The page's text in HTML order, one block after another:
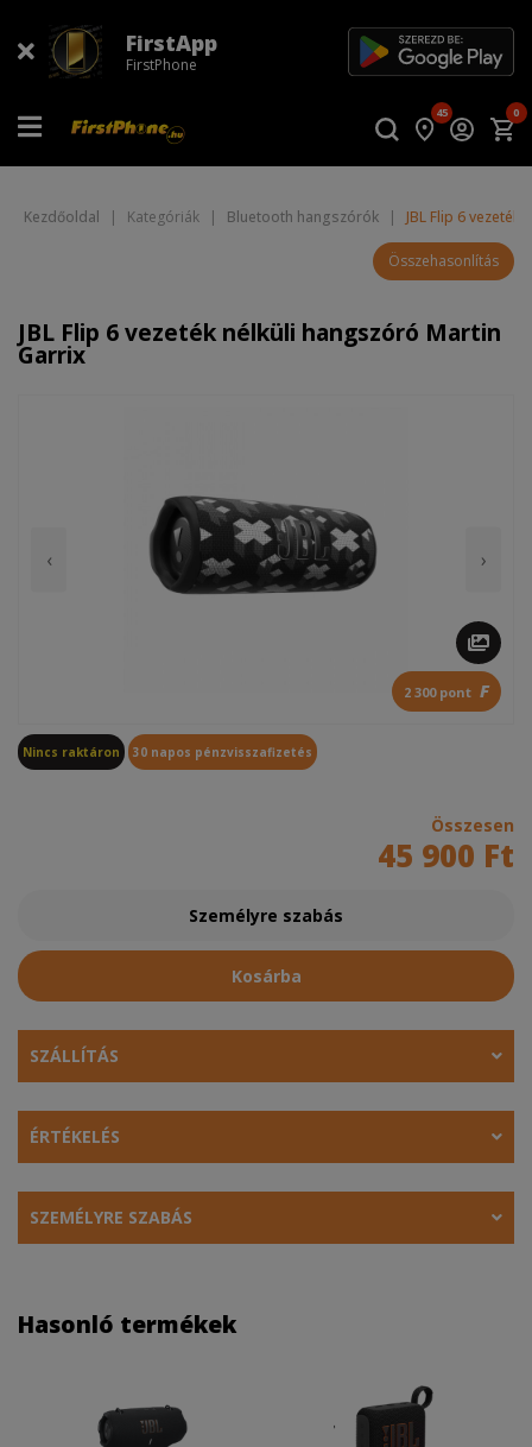
FirstApp
FirstPhone
45 0
Kezdőoldal | Kategóriák | Bluetooth hangszórók | JBL Flip 6
Összehasonlítás
JBL Flip 6 vezeték nélküli hangszóró Martin
Garrix
‹ ›
2 300 pont F
Nincs raktáron 30 napos pénzvisszafizetés
Összesen
45 900 Ft
Személyre szabás
Kosárba
SZÁLLÍTÁS
ÉRTÉKELÉS
SZEMÉLYRE SZABÁS
Hasonló termékek